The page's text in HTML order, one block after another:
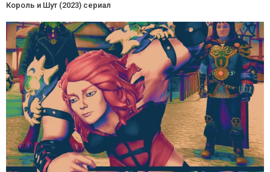
Король и Шут (2023) сериал